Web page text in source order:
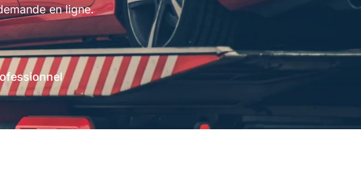
en ligne.